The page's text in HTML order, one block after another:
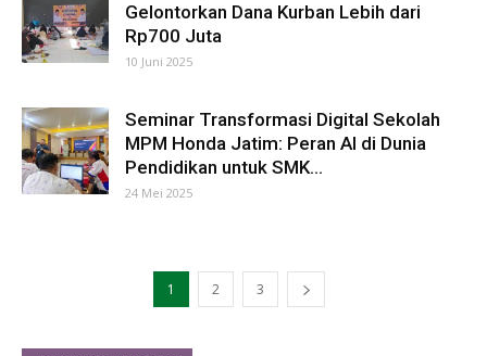
Gelontorkan Dana Kurban Lebih dari
Rp700 Juta
10 Juni 2025
Seminar Transformasi Digital Sekolah
MPM Honda Jatim: Peran AI di Dunia
Pendidikan untuk SMK...
24 Mei 2025
1 2 3